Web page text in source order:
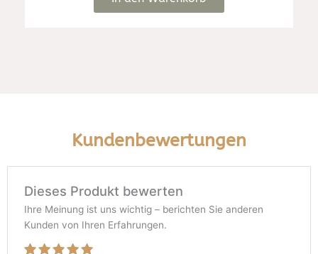
Kundenbewertungen
Dieses Produkt bewerten
Ihre Meinung ist uns wichtig – berichten Sie anderen
Kunden von Ihren Erfahrungen.